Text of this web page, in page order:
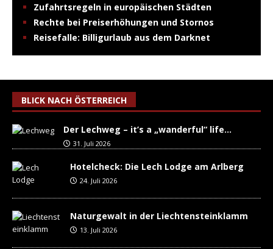
Zufahrtsregeln in europäischen Städten
Rechte bei Preiserhöhungen und Stornos
Reisefalle: Billigurlaub aus dem Darknet
BLICK NACH ÖSTERREICH
Der Lechweg – it’s a „wanderful“ life…
31. Juli 2026
Hotelcheck: Die Lech Lodge am Arlberg
24. Juli 2026
Naturgewalt in der Liechtensteinklamm
13. Juli 2026